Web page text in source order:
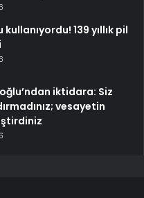
139 yıllık pil
iktidara: Siz
vesayetin